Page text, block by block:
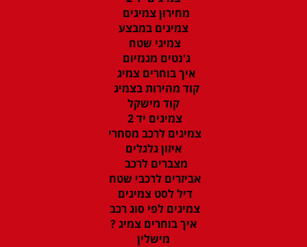
מחירון צמיגים
צמיגים במבצע
צמיגי שטח
ג'נטים מגנזיום
איך בוחרים צמיג
קוד מהירות בצמיג
קוד מישקל
צמיגים יד 2
צמיגים לרכב מסחרי
איזון גלגלים
מצברים לרכב
אביזרים לרכבי שטח
דיל לסט צמיגים
צמיגים לפי סוג רכב
איך בוחרים צמיג ?
מישלין